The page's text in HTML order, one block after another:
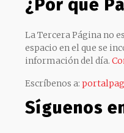
¿Por qué
La Tercera Página no
espacio en el que se
información del día.
Escríbenos a:
Síguenos